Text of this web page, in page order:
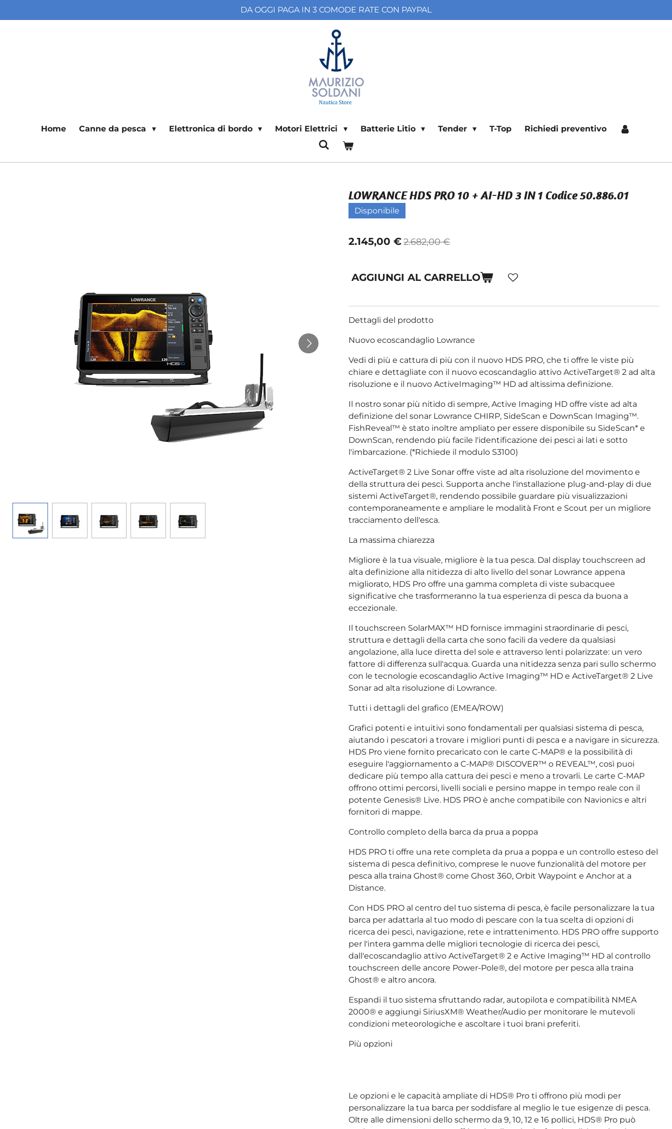
al
DA OGGI PAGA IN 3 COMODE RATE CON PAYPAL
Home Canne da pesca Elettronica di bordo Motori Elettrici Batterie Litio Tender T-Top Richiedi preventivo
LOWRANCE HDS PRO 10 + AI-HD 3 IN 1 Codice 50.886.01
Disponibile
2.145,00 €2.682,00 €
AGGIUNGI AL CARRELLO
Dettagli del prodotto
Nuovo ecoscandaglio Lowrance
Vedi di più e cattura di più con il nuovo HDS PRO, che ti offre le viste più
chiare e dettagliate con il nuovo ecoscandaglio attivo ActiveTarget® 2 ad alta
risoluzione e il nuovo ActiveImaging™ HD ad altissima definizione.
Il nostro sonar più nitido di sempre, Active Imaging HD offre viste ad alta
definizione del sonar Lowrance CHIRP, SideScan e DownScan Imaging™.
FishReveal™ è stato inoltre ampliato per essere disponibile su SideScan* e
DownScan, rendendo più facile l'identificazione dei pesci ai lati e sotto
l'imbarcazione. (*Richiede il modulo S3100)
ActiveTarget® 2 Live Sonar offre viste ad alta risoluzione del movimento e
della struttura dei pesci. Supporta anche l'installazione plug-and-play di due
sistemi ActiveTarget®, rendendo possibile guardare più visualizzazioni
contemporaneamente e ampliare le modalità Front e Scout per un migliore
tracciamento dell'esca.
La massima chiarezza
Migliore è la tua visuale, migliore è la tua pesca. Dal display touchscreen ad
alta definizione alla nitidezza di alto livello del sonar Lowrance appena
migliorato, HDS Pro offre una gamma completa di viste subacquee
significative che trasformeranno la tua esperienza di pesca da buona a
eccezionale.
Il touchscreen SolarMAX™ HD fornisce immagini straordinarie di pesci,
struttura e dettagli della carta che sono facili da vedere da qualsiasi
angolazione, alla luce diretta del sole e attraverso lenti polarizzate: un vero
fattore di differenza sull'acqua. Guarda una nitidezza senza pari sullo schermo
con le tecnologie ecoscandaglio Active Imaging™ HD e ActiveTarget® 2 Live
Sonar ad alta risoluzione di Lowrance.
Tutti i dettagli del grafico (EMEA/ROW)
Grafici potenti e intuitivi sono fondamentali per qualsiasi sistema di pesca,
aiutando i pescatori a trovare i migliori punti di pesca e a navigare in sicurezza.
HDS Pro viene fornito precaricato con le carte C-MAP® e la possibilità di
eseguire l'aggiornamento a C-MAP® DISCOVER™ o REVEAL™, così puoi
dedicare più tempo alla cattura dei pesci e meno a trovarli. Le carte C-MAP
offrono ottimi percorsi, livelli sociali e persino mappe in tempo reale con il
potente Genesis® Live. HDS PRO è anche compatibile con Navionics e altri
fornitori di mappe.
Controllo completo della barca da prua a poppa
HDS PRO ti offre una rete completa da prua a poppa e un controllo esteso del
sistema di pesca definitivo, comprese le nuove funzionalità del motore per
pesca alla traina Ghost® come Ghost 360, Orbit Waypoint e Anchor at a
Distance.
Con HDS PRO al centro del tuo sistema di pesca, è facile personalizzare la tua
barca per adattarla al tuo modo di pescare con la tua scelta di opzioni di
ricerca dei pesci, navigazione, rete e intrattenimento. HDS PRO offre supporto
per l'intera gamma delle migliori tecnologie di ricerca dei pesci,
dall'ecoscandaglio attivo ActiveTarget® 2 e Active Imaging™ HD al controllo
touchscreen delle ancore Power-Pole®, del motore per pesca alla traina
Ghost® e altro ancora.
Espandi il tuo sistema sfruttando radar, autopilota e compatibilità NMEA
2000® e aggiungi SiriusXM® Weather/Audio per monitorare le mutevoli
condizioni meteorologiche e ascoltare i tuoi brani preferiti.
Più opzioni
Le opzioni e le capacità ampliate di HDS® Pro ti offrono più modi per
personalizzare la tua barca per soddisfare al meglio le tue esigenze di pesca.
Oltre alle dimensioni dello schermo da 9, 10, 12 e 16 pollici, HDS® Pro può